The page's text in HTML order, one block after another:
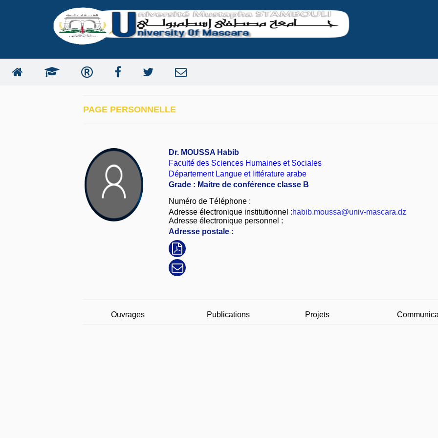
PAGE PERSONNELLE
Dr. MOUSSA Habib
Faculté des Sciences Humaines et Sociales
Département Langue et littérature arabe
Grade : Maitre de conférence classe B
Numéro de Téléphone :
Adresse électronique institutionnel :habib.moussa@univ-mascara.dz
Adresse électronique personnel :
Adresse postale :
Ouvrages Publications Projets